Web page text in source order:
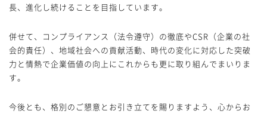
長、進化し続けることを目指しています。
併せて、コンプライアンス（法令遵守）の徹底やCSR（企業の社
会的責任）、地域社会への貢献活動、時代の変化に対応した突破
力と情熱で企業価値の向上にこれからも更に取り組んでまいりま
す。
今後とも、格別のご懇意とお引き立てを賜りますよう、心からお